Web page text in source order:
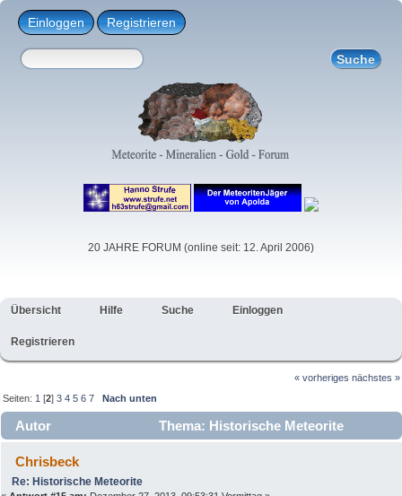
Einloggen Registrieren
20 JAHRE FORUM (online seit: 12. April 2006)
Übersicht Hilfe Suche Einloggen
Registrieren
« vorheriges nächstes »
Seiten: 1 [2]3 4 5 6 7 Nach unten
Autor
Thema: Historische Meteorite
(Gelesen 31220 mal)
Chrisbeck
Re: Historische Meteorite